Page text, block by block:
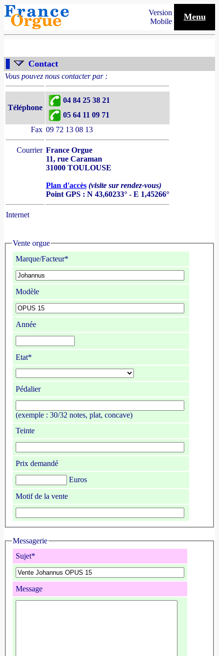
Version
Mobile
Menu
Contact
Vous pouvez nous contacter par :
Téléphone
04 84 25 38 21
05 64 11 09 71
Fax 09 72 13 08 13
Courrier France Orgue
11, rue Caraman
31000 TOULOUSE
Plan d'accès (visite sur rendez-vous)
Point GPS : N 43,60233° - E 1,45266°
Internet
Vente orgue
Marque/Facteur*
Modèle
Année
Etat*
Pédalier
(exemple : 30/32 notes, plat, concave)
Teinte
Prix demandé
Euros
Motif de la vente
Messagerie
Sujet*
Message